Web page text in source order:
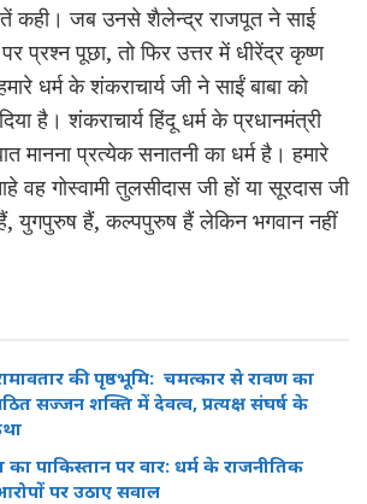
कही। जब उनसे शैलेन्द्र राजपूत ने साई
प्रश्न पूछा, तो फिर उत्तर में धीरेंद्र कृष्ण
धर्म के शंकराचार्य जी ने साईं बाबा को
है। शंकराचार्य हिंदू धर्म के प्रधानमंत्री
मानना प्रत्येक सनातनी का धर्म है। हमारे
वह गोस्वामी तुलसीदास जी हों या सूरदास जी
युगपुरुष हैं, कल्पपुरुष हैं लेकिन भगवान नहीं
की पृष्ठभूमि: चमत्कार से रावण का
सज्जन शक्ति में देवत्व, प्रत्यक्ष संघर्ष के
का पाकिस्तान पर वार: धर्म के राजनीतिक
पर उठाए सवाल